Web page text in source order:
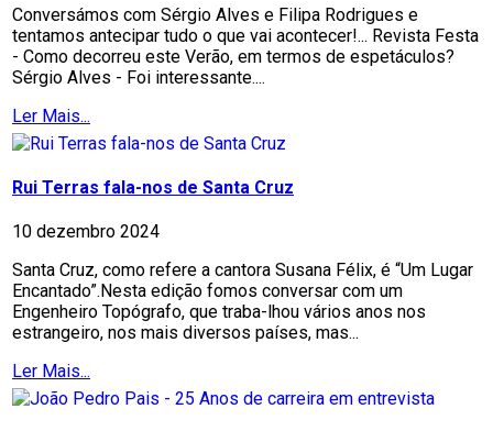
Conversámos com Sérgio Alves e Filipa Rodrigues e
tentamos antecipar tudo o que vai acontecer!... Revista Festa
- Como decorreu este Verão, em termos de espetáculos?
Sérgio Alves - Foi interessante....
Ler Mais...
Rui Terras fala-nos de Santa Cruz
10 dezembro 2024
Santa Cruz, como refere a cantora Susana Félix, é “Um Lugar
Encantado”.Nesta edição fomos conversar com um
Engenheiro Topógrafo, que traba-lhou vários anos nos
estrangeiro, nos mais diversos países, mas...
Ler Mais...